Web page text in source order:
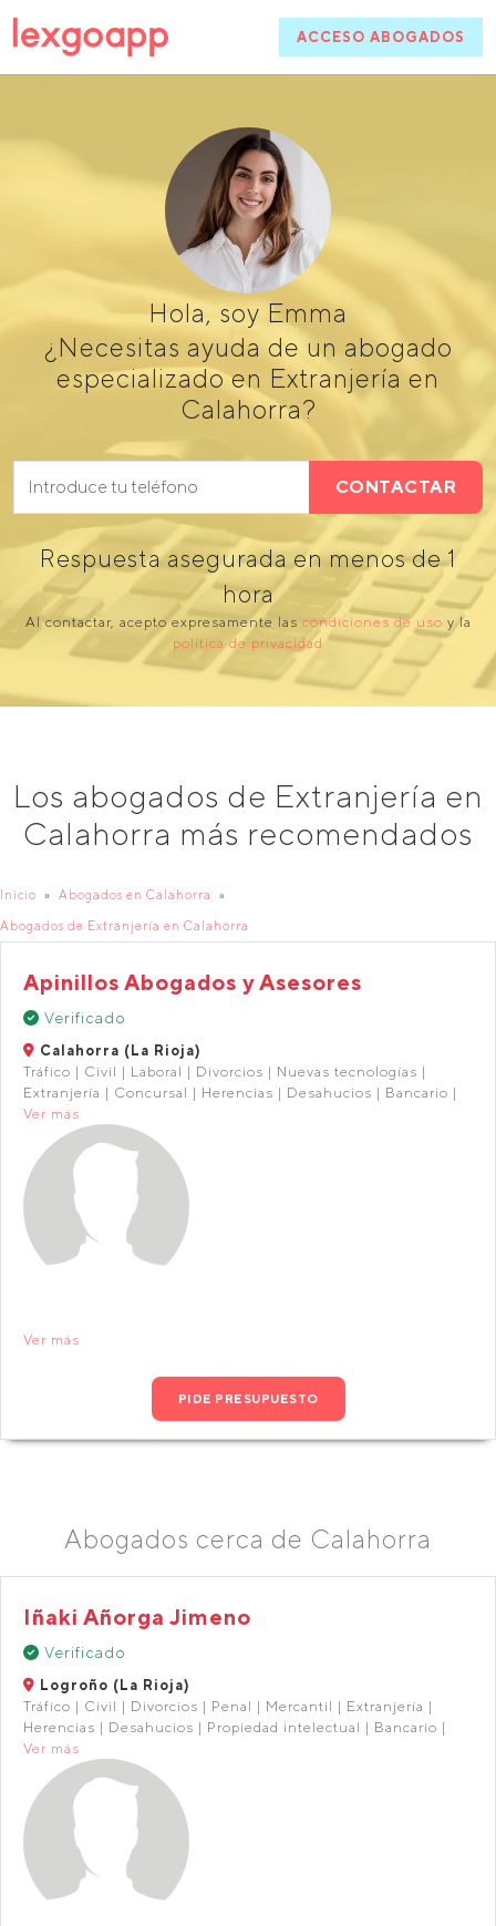
ACCESO ABOGADOS
Hola, soy Emma
¿Necesitas ayuda de un abogado
especializado en Extranjería en
Calahorra?
CONTACTAR
Respuesta asegurada en menos de 1
hora
Al contactar, acepto expresamente las condiciones de uso y la
política de privacidad
Los abogados de Extranjería en
Calahorra más recomendados
Inicio Abogados en Calahorra
Abogados de Extranjería en Calahorra
Apinillos Abogados y Asesores
Verificado
Calahorra (La Rioja)
Tráfico | Civil | Laboral | Divorcios | Nuevas tecnologías |
Extranjería | Concursal | Herencias | Desahucios | Bancario |
Ver más
Ver más
PIDE PRESUPUESTO
Abogados cerca de Calahorra
Iñaki Añorga Jimeno
Verificado
Logroño (La Rioja)
Tráfico | Civil | Divorcios | Penal | Mercantil | Extranjería |
Herencias | Desahucios | Propiedad intelectual | Bancario |
Ver más